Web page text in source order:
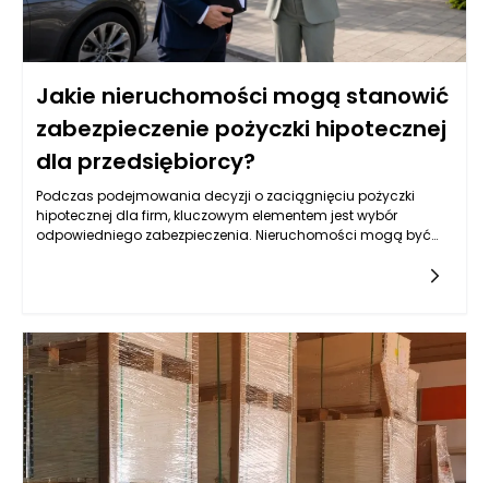
Jakie nieruchomości mogą stanowić
zabezpieczenie pożyczki hipotecznej
dla przedsiębiorcy?
Podczas podejmowania decyzji o zaciągnięciu pożyczki
hipotecznej dla firm, kluczowym elementem jest wybór
odpowiedniego zabezpieczenia. Nieruchomości mogą być
wykorzystywania w kontekście uzyskiwania pożyczek.
Kluczowym czynnikiem jest ich wartość rynkowa,
przyszłościowe możliwości zysku oraz rodzaj biznesu, który
przedsiębiorca prowadzi.